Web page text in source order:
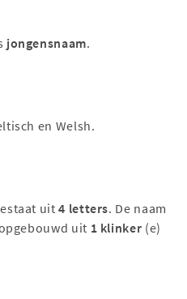
jongensnaam.
en Welsh.
uit4 letters. De naam
uit 1 klinker (e)